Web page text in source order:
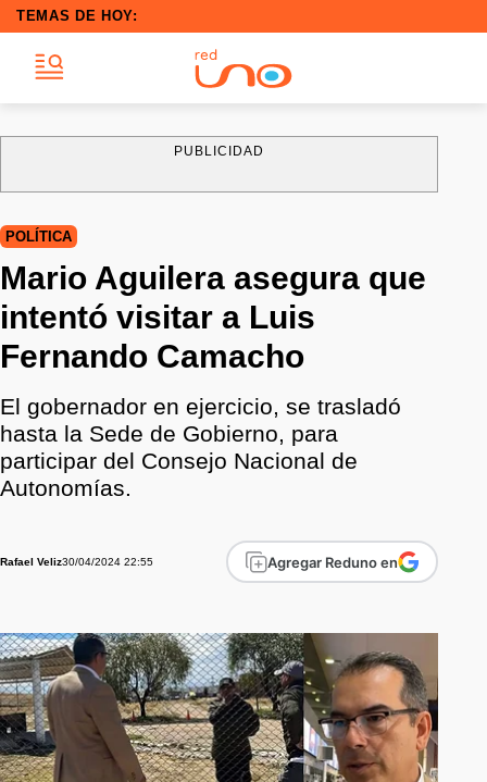
TEMAS DE HOY:
PUBLICIDAD
POLÍTICA
Mario Aguilera asegura que
intentó visitar a Luis
Fernando Camacho
El gobernador en ejercicio, se trasladó
hasta la Sede de Gobierno, para
participar del Consejo Nacional de
Autonomías.
Rafael Veliz30/04/2024 22:55 Agregar Reduno en